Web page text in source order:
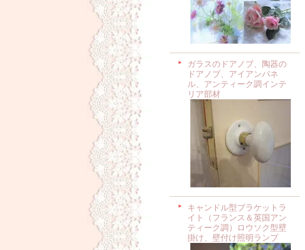
ガラスのドアノブ、陶器の
ドアノブ、アイアンパネ
ル、アンティーク調インテ
リア部材
キャンドル型ブラケットラ
イト（フランス＆英国アン
ティーク調）ロウソク型壁
掛け、壁付け照明ランプ